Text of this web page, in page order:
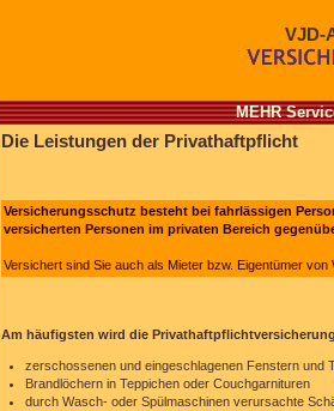
VJD-
MEHR
Die Leistungen der Privathaftpflicht
Versicherungsschutz besteht bei fahrlässigen
versicherten Personen im privaten Bereich
Versichert sind Sie auch als Mieter bzw. Eigentümer
Am häufigsten wird die
zerschossenen und eingeschlagenen Fenstern und
Brandlöchern in Teppichen oder Couchgarnituren
durch Wasch- oder Spülmaschinen verursachte